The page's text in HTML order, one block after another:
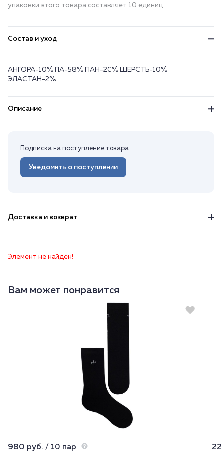
упаковки этого товара составляет 10 единиц
Состав и уход
АНГОРА-10% ПА-58% ПАН-20% ШЕРСТЬ-10%
ЭЛАСТАН-2%
Описание
Подписка на поступление товара
Уведомить о поступлении
Доставка и возврат
Элемент не найден!
Вам может понравится
980 руб. / 10 пар